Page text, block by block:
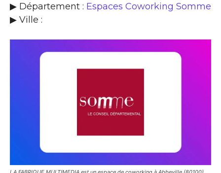
▶ Département : Espaces Coworking Somme
▶ Ville :